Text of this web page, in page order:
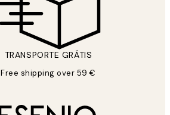
TRANSPORTE GRÁTIS
Free shipping over 59 €